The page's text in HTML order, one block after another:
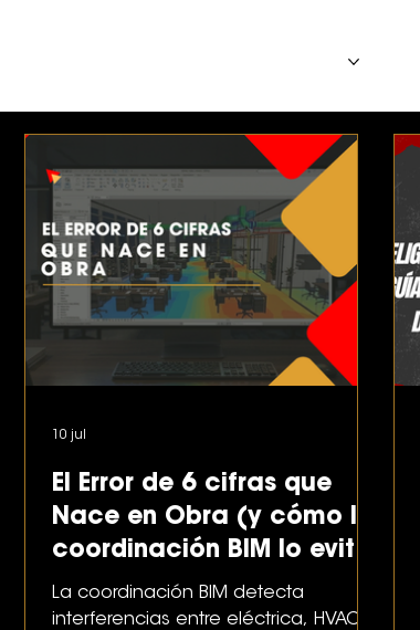
El Error de 6 cifras que
Nace en Obra (y cómo la
coordinación BIM lo evita
antes del primer tornillo)
La coordinación BIM detecta
interferencias entre eléctrica, HVAC,
10 jul